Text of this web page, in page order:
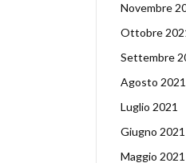
Novembre
Ottobre
Settembre
Agosto 2021
Luglio 2021
Giugno 2021
Maggio 2021